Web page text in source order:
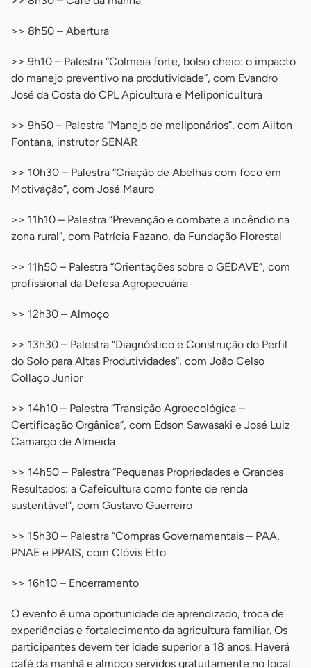
>> 8h50 – Abertura
>> 9h10 – Palestra “Colmeia forte, bolso cheio: o impacto
do manejo preventivo na produtividade”, com Evandro
José da Costa do CPL Apicultura e Meliponicultura
>> 9h50 – Palestra “Manejo de meliponários”, com Ailton
Fontana, instrutor SENAR
>> 10h30 – Palestra “Criação de Abelhas com foco em
Motivação”, com José Mauro
>> 11h10 – Palestra “Prevenção e combate a incêndio na
zona rural”, com Patrícia Fazano, da Fundação Florestal
>> 11h50 – Palestra “Orientações sobre o GEDAVE”, com
profissional da Defesa Agropecuária
>> 12h30 – Almoço
>> 13h30 – Palestra “Diagnóstico e Construção do Perfil
do Solo para Altas Produtividades”, com João Celso
Collaço Junior
>> 14h10 – Palestra “Transição Agroecológica –
Certificação Orgânica”, com Edson Sawasaki e José Luiz
Camargo de Almeida
>> 14h50 – Palestra “Pequenas Propriedades e Grandes
Resultados: a Cafeicultura como fonte de renda
sustentável”, com Gustavo Guerreiro
>> 15h30 – Palestra “Compras Governamentais – PAA,
PNAE e PPAIS, com Clóvis Etto
>> 16h10 – Encerramento
O evento é uma oportunidade de aprendizado, troca de
experiências e fortalecimento da agricultura familiar. Os
participantes devem ter idade superior a 18 anos. Haverá
café da manhã e almoço servidos gratuitamente no local.